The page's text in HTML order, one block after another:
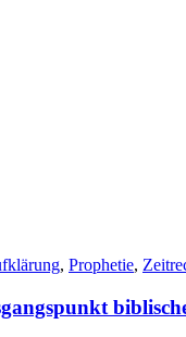
, Prophetie,